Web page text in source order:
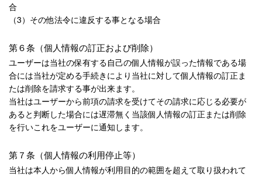
合
（3）その他法令に違反する事となる場合
第６条（個人情報の訂正および削除）
ユーザーは当社の保有する自己の個人情報が誤った情報である場
合には当社が定める手続きにより当社に対して個人情報の訂正ま
たは削除を請求する事が出来ます。
当社はユーザーから前項の請求を受けてその請求に応じる必要が
あると判断した場合には遅滞無く当該個人情報の訂正または削除
を行いこれをユーザーに通知します。
第７条（個人情報の利用停止等）
当社は本人から個人情報が利用目的の範囲を超えて取り扱われて